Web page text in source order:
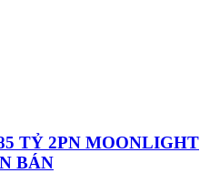
TỶ 2PN MOONLIGHT
BÁN